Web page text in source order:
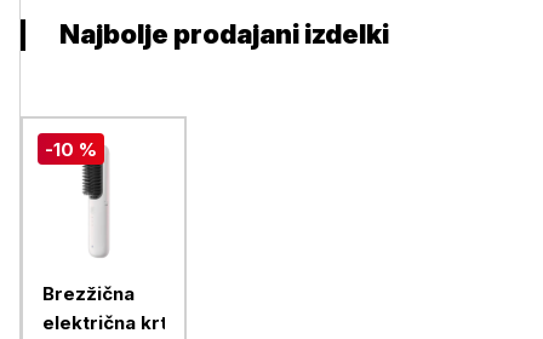
Najbolje prodajani izdelki
-10 %
Brezžična
električna krtača